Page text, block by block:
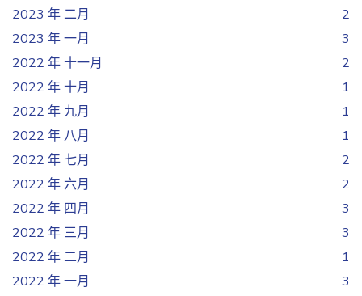
2023 年 二月
2
2023 年 一月
3
2022 年 十一月
2
2022 年 十月
1
2022 年 九月
1
2022 年 八月
1
2022 年 七月
2
2022 年 六月
2
2022 年 四月
3
2022 年 三月
3
2022 年 二月
1
2022 年 一月
3